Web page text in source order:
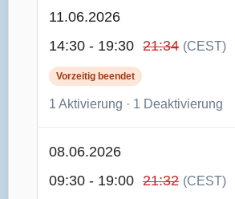
11.06.2026
14:30 - 19:30 21:34 (CEST)
Vorzeitig beendet
1 Aktivierung · 1 Deaktivierung
08.06.2026
09:30 - 19:00 21:32 (CEST)